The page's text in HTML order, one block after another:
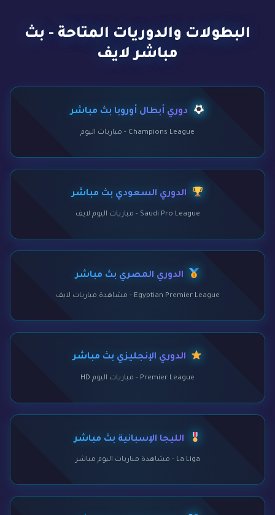
البطولات والدوريات المتاحة - بث
مباشر لايف
دوري أبطال أوروبا بث مباشر
Champions League - مباريات اليوم
الدوري السعودي بث مباشر
Saudi Pro League - مباريات اليوم لايف
الدوري المصري بث مباشر
Egyptian Premier League - مشاهدة مباريات لايف
الدوري الإنجليزي بث مباشر
Premier League - مباريات اليوم HD
الليجا الإسبانية بث مباشر
La Liga - مشاهدة مباريات اليوم مباشر